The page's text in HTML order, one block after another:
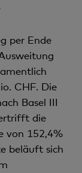
per Ende
CHF. Die
Basel III
die
von 152,4%
beläuft sich